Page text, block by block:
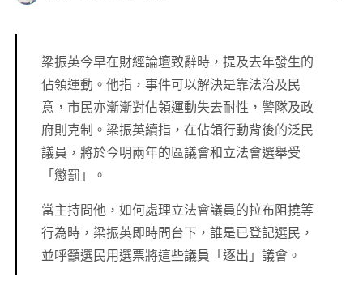
梁振英今早在財經論壇致辭時，提及去年發生的
佔領運動。他指，事件可以解決是靠法治及民
意，市民亦漸漸對佔領運動失去耐性，警隊及政
府則克制。梁振英續指，在佔領行動背後的泛民
議員，將於今明兩年的區議會和立法會選舉受
「懲罰」。
當主持問他，如何處理立法會議員的拉布阻撓等
行為時，梁振英即時問台下，誰是已登記選民，
並呼籲選民用選票將這些議員「逐出」議會。